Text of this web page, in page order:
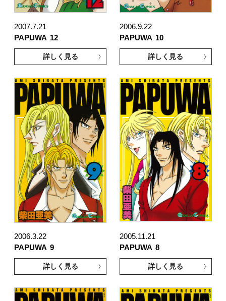
2007.7.21
PAPUWA 12
詳しく見る
2006.9.22
PAPUWA 10
詳しく見る
2006.3.22
PAPUWA 9
詳しく見る
2005.11.21
PAPUWA 8
詳しく見る